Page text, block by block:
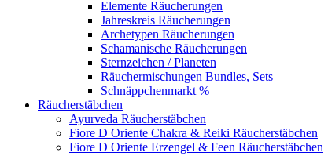
Elemente Räucherungen
Jahreskreis Räucherungen
Archetypen Räucherungen
Schamanische Räucherungen
Sternzeichen / Planeten
Räuchermischungen Bundles, Sets
Schnäppchenmarkt %
Räucherstäbchen
Ayurveda Räucherstäbchen
Fiore D Oriente Chakra & Reiki Räucherstäbchen
Fiore D Oriente Erzengel & Feen Räucherstäbchen